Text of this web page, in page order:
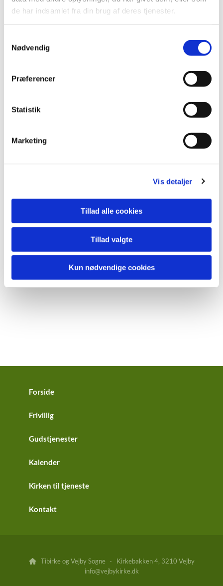
de har indsamlet fra din brug af deres tjenester.
Nødvendig
Præferencer
Statistik
Marketing
Vis detaljer
Tillad alle cookies
Tillad valgte
Kun nødvendige cookies
Du vil måske også kunne
Forside
Frivillig
Gudstjenester
Kalender
Kirken til tjeneste
Kontakt
Tibirke og Vejby Sogne · Kirkebakken 4, 3210 Vejby
info@vejbykirke.dk